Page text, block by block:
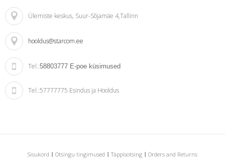
Ülemiste keskus, Suur-Sõjamäe 4,Tallinn
hooldus@starcom.ee
Tel.:58803777 E-poe küsimused
Tel.:57777775 Esindus ja Hooldus
Sisukord Otsingu tingimused Täppisotsing Orders and Returns